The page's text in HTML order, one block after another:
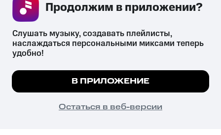
СКАЧАТЬ ПРИЛОЖЕНИЕ
психотропных веществ, их аналогов причиняет вред здоровью,
их незаконный оборот запрещён и влечёт установленную
законодательством ответственность.
© 2026 ООО «КИОН».
Все права защищены
Мы используем куки, чтобы на сайте все
Подробнее
ПОНЯТНО
Слушать музыку, создавать плейлисты,
наслаждаться персональными миксами теперь
удобно!
В ПРИЛОЖЕНИЕ
Остаться в веб-версии